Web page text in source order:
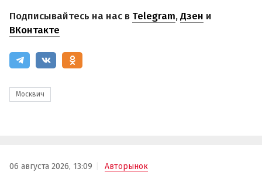
Подписывайтесь на нас в Telegram,Дзен и
ВКонтакте
Москвич
06 августа 2026, 13:09 Авторынок